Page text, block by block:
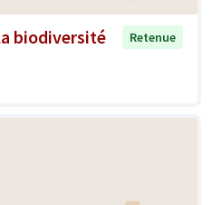
biodiversité
Retenue